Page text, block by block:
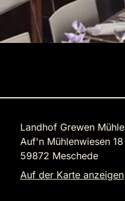
Landhof Grewen Mühle
Auf'n Mühlenwiesen 18
59872 Meschede
Auf der Karte anzeigen